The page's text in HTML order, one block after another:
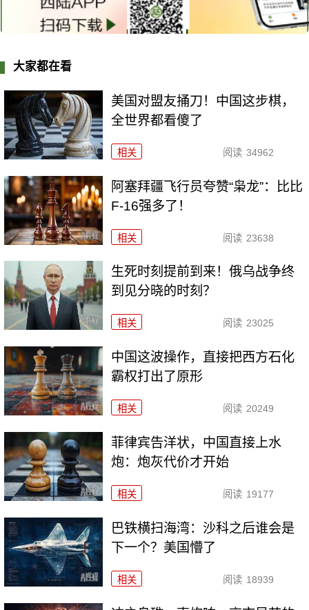
大家都在看
美国对盟友捅刀！中国这步棋，
全世界都看傻了
相关 阅读 34962
阿塞拜疆飞行员夸赞“枭龙”：比比
F-16强多了！
相关 阅读 23638
生死时刻提前到来！俄乌战争终
到见分晓的时刻？
相关 阅读 23025
中国这波操作，直接把西方石化
霸权打出了原形
相关 阅读 20249
菲律宾告洋状，中国直接上水
炮：炮灰代价才开始
相关 阅读 19177
巴铁横扫海湾：沙科之后谁会是
下一个？美国懵了
相关 阅读 18939